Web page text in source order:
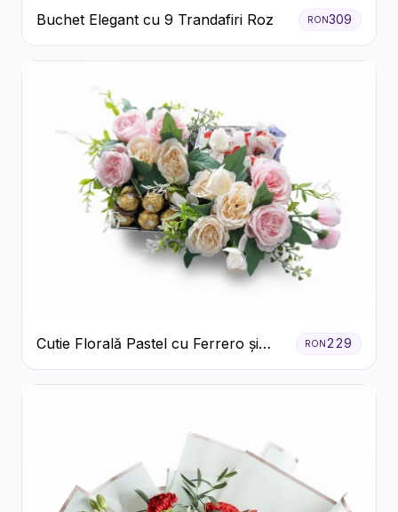
Buchet Elegant cu 9 Trandafiri Roz RON309
Cutie Florală Pastel cu Ferrero și
Raffaello
RON229